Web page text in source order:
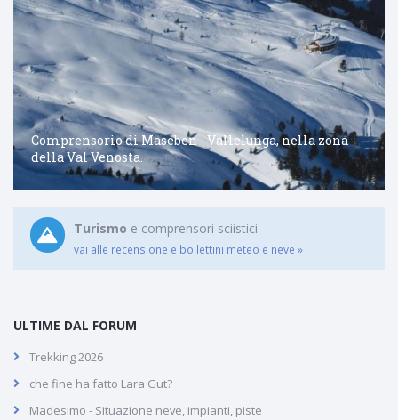
Comprensorio di Maseben - Vallelunga, nella zona
della Val Venosta.
Turismo e comprensori sciistici.
vai alle recensione e bollettini meteo e neve »
ULTIME DAL FORUM
Trekking 2026
che fine ha fatto Lara Gut?
Madesimo - Situazione neve, impianti, piste